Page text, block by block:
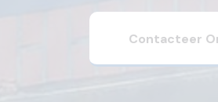
Contacteer